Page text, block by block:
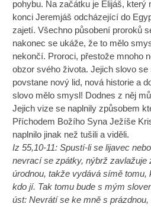
pohybu. Na začátku je Elijáš, který
konci Jeremjáš odcházející do
zajetí. Všechno působení proroků
nakonec se ukáže, že to mělo
nekončí. Proroci, přestože mnoho
obzor svého života. Jejich slovo
povstane nový lid, nová historie a
slovo mělo smysl! Dodnes z něj
Jejich vize se naplnily způsobem
Příchodem Božího Syna Ježíše
naplnilo jinak než tušili a viděli.
Iz 55,10-11: Spustí-li se lijavec
nevrací se zpátky, nýbrž zavlažuje
úrodnou, takže vydává símě tomu,
kdo jí. Tak tomu bude s mým
úst: Nevrátí se ke mně s